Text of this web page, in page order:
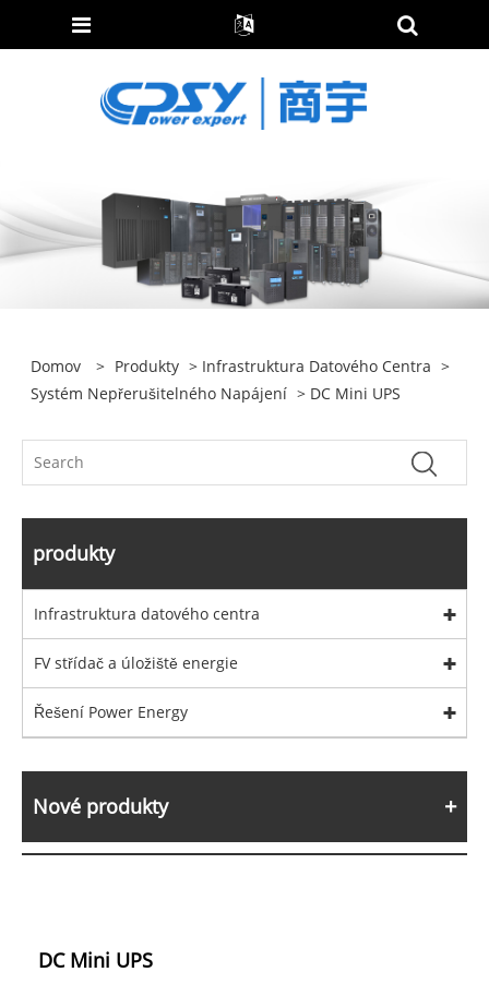
Domov > Produkty > Infrastruktura Datového Centra >
Systém Nepřerušitelného Napájení > DC Mini UPS
produkty
Infrastruktura datového centra
FV střídač a úložiště energie
Řešení Power Energy
Nové produkty
DC Mini UPS